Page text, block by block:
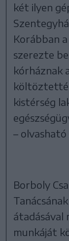
két ilyen
Korábban
szerezte
kórháznak
kistérség
–
Borboly
átadásával
munkáját